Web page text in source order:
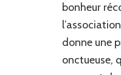
bonheur
donne une
onctueuse,